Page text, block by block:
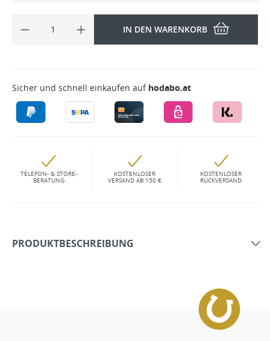
IN DEN WARENKORB
Sicher und schnell einkaufen auf hodabo.at
TELEFON- & STORE-
BERATUNG
KOSTENLOSER
VERSAND AB 150 €
KOSTENLOSER
RÜCKVERSAND
PRODUKTBESCHREIBUNG